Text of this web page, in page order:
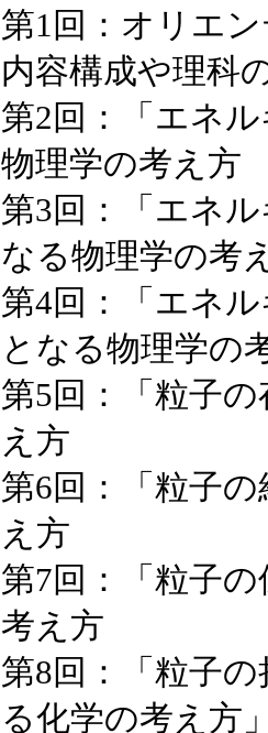
第1回：オリエ
内容構成や理科
第2回：「エネ
物理学の考え方
第3回：「エネ
なる物理学の考
第4回：「エネ
となる物理学の
第5回：「粒子
え方
第6回：「粒子
え方
第7回：「粒子
考え方
第8回：「粒子
る化学の考え方